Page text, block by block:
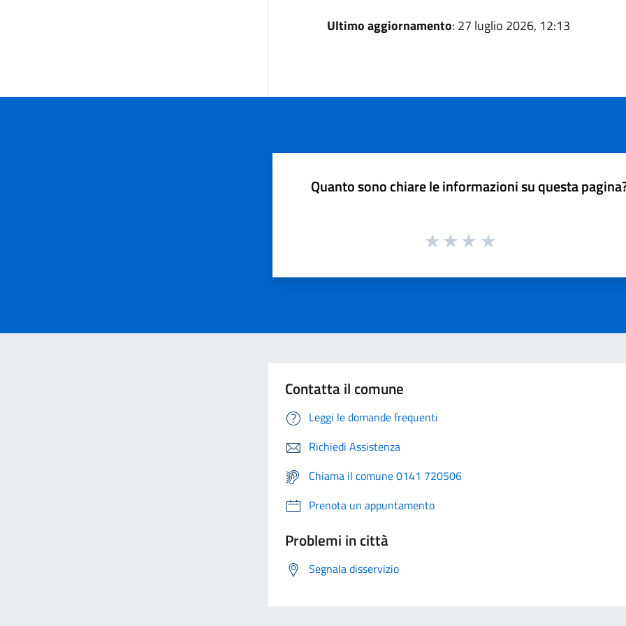
Ultimo aggiornamento: 27 luglio 2026, 12:13
Quanto sono chiare le informazioni su questa
Contatta il comune
Leggi le domande frequenti
Richiedi Assistenza
Chiama il comune 0141 720506
Prenota un appuntamento
Problemi in città
Segnala disservizio